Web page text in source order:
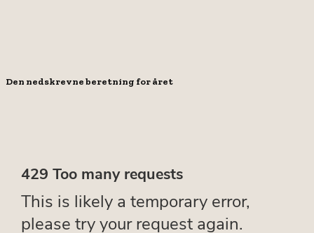
Den nedskrevne beretning for året